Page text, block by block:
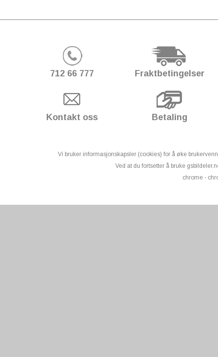
712 66 777 Fraktbetingelser
Kontakt oss Betaling
Vi bruker informasjonskapsler (cookies) for å øke
Ved at du fortsetter å bruke
chrome -